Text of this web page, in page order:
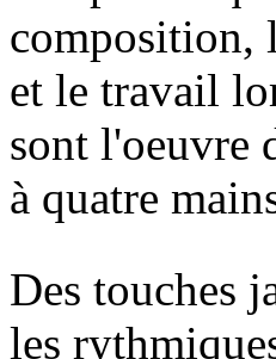
composition,
et le travail
sont l'oeuvre
à quatre
Des touches
les